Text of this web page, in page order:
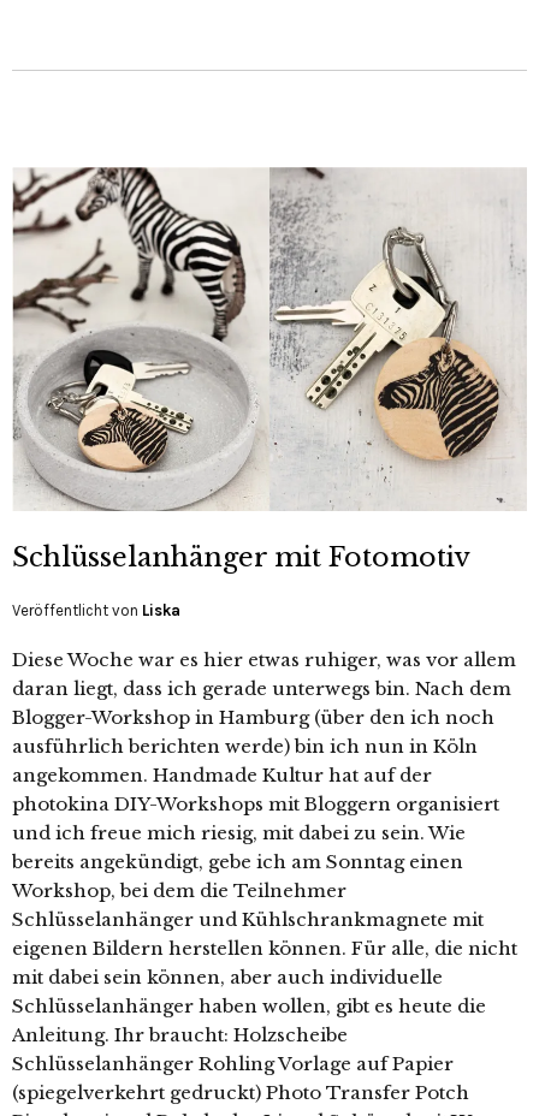
Schlüsselanhänger mit Fotomotiv
Veröffentlicht von Liska
Diese Woche war es hier etwas ruhiger, was vor allem
daran liegt, dass ich gerade unterwegs bin. Nach dem
Blogger-Workshop in Hamburg (über den ich noch
ausführlich berichten werde) bin ich nun in Köln
angekommen. Handmade Kultur hat auf der
photokina DIY-Workshops mit Bloggern organisiert
und ich freue mich riesig, mit dabei zu sein. Wie
bereits angekündigt, gebe ich am Sonntag einen
Workshop, bei dem die Teilnehmer
Schlüsselanhänger und Kühlschrankmagnete mit
eigenen Bildern herstellen können. Für alle, die nicht
mit dabei sein können, aber auch individuelle
Schlüsselanhänger haben wollen, gibt es heute die
Anleitung. Ihr braucht: Holzscheibe
Schlüsselanhänger Rohling Vorlage auf Papier
(spiegelverkehrt gedruckt) Photo Transfer Potch